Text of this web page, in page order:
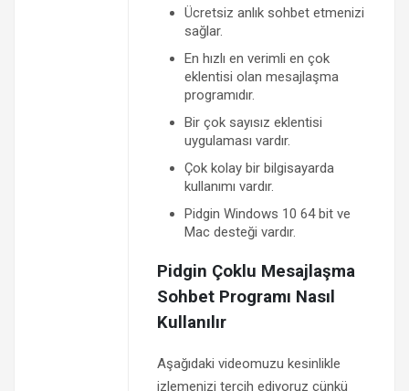
Ücretsiz anlık sohbet etmenizi
sağlar.
En hızlı en verimli en çok
eklentisi olan mesajlaşma
programıdır.
Bir çok sayısız eklentisi
uygulaması vardır.
Çok kolay bir bilgisayarda
kullanımı vardır.
Pidgin Windows 10 64 bit ve
Mac desteği vardır.
Pidgin Çoklu Mesajlaşma
Sohbet Programı Nasıl
Kullanılır
Aşağıdaki videomuzu kesinlikle
izlemenizi tercih ediyoruz çünkü